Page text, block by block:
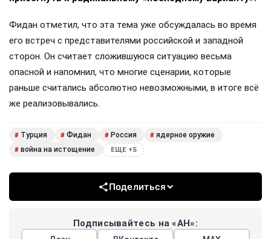
Фидан отметил, что эта тема уже обсуждалась во время
его встреч с представителями российской и западной
сторон. Он считает сложившуюся ситуацию весьма
опасной и напомнил, что многие сценарии, которые
раньше считались абсолютно невозможными, в итоге всё
же реализовывались.
# Турция # Фидан # Россия # ядерное оружие
# война на истощение ЕЩЕ +5
Поделиться
Подписывайтесь на «АН»: